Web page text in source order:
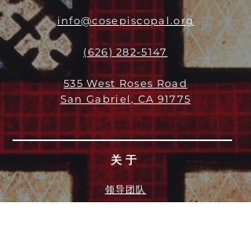
info@cosepiscopal.org
(626) 282-5147
535 West Roses Road
San Gabriel, CA 91775
关于
领导团队